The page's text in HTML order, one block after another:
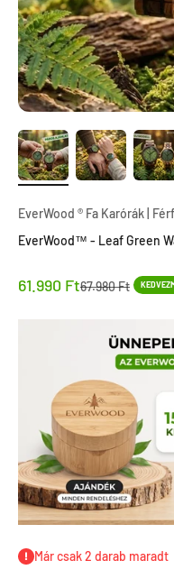
EverWood ® Fa Karórák |
EverWood™ - Leaf Green
Akciós ár
61.990 FtÁr
67.980 Ft
Már csak 2 darab maradt